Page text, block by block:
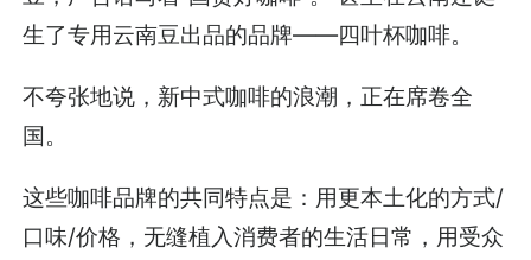
生了专用云南豆出品的品牌——四叶杯咖啡。
不夸张地说，新中式咖啡的浪潮，正在席卷全
国。
这些咖啡品牌的共同特点是：用更本土化的方式/
口味/价格，无缝植入消费者的生活日常，用受众